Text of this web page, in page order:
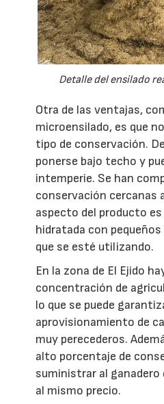
Detalle del ensilado
Otra de las ventajas,
microensilado, es que
tipo de conservación.
ponerse bajo techo y
intemperie. Se han
conservación cercanas
aspecto del producto es
hidratada con
que se esté utilizando.
En la zona de El Ejido
concentración de
lo que se puede
aprovisionamiento de
muy perecederos.
alto porcentaje de
suministrar al
al mismo precio.